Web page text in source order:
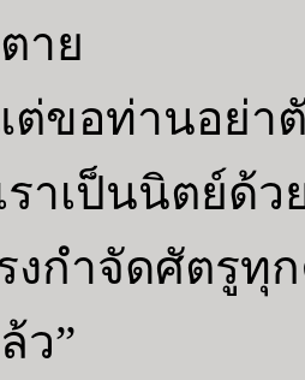
าย
ขอท่านอย่า
าเป็นนิตย์ด้ว
งกำจัดศัตรูทุ
ว”